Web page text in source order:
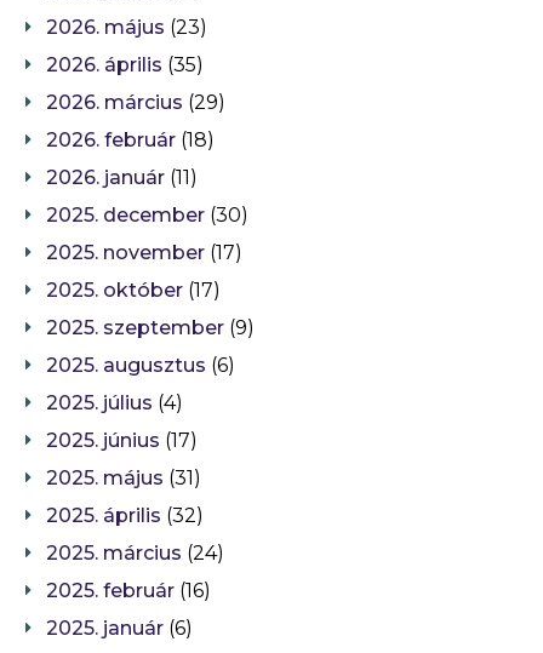
2026. május (23)
2026. április (35)
2026. március (29)
2026. február (18)
2026. január (11)
2025. december (30)
2025. november (17)
2025. október (17)
2025. szeptember (9)
2025. augusztus (6)
2025. július (4)
2025. június (17)
2025. május (31)
2025. április (32)
2025. március (24)
2025. február (16)
2025. január (6)